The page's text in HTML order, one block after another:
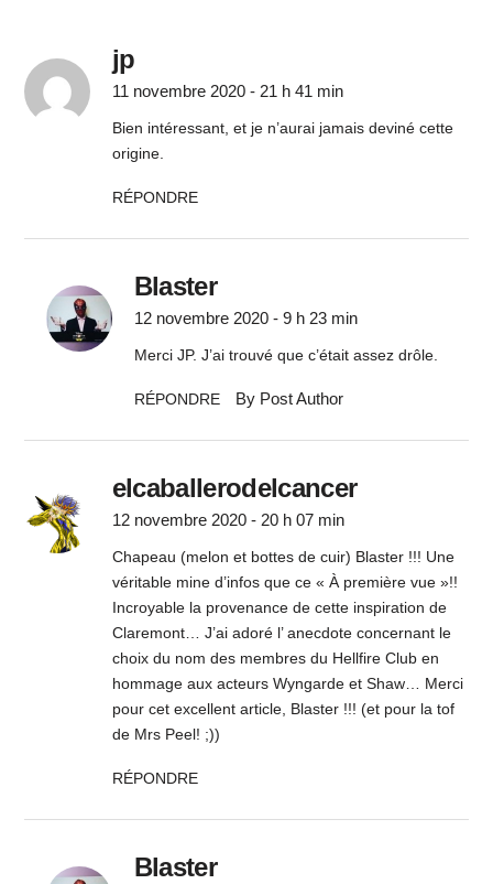
jp
11 novembre 2020 - 21 h 41 min
Bien intéressant, et je n’aurai jamais deviné cette
origine.
RÉPONDRE
Blaster
12 novembre 2020 - 9 h 23 min
Merci JP. J’ai trouvé que c’était assez drôle.
RÉPONDRE By Post Author
elcaballerodelcancer
12 novembre 2020 - 20 h 07 min
Chapeau (melon et bottes de cuir) Blaster !!! Une
véritable mine d’infos que ce « À première vue »!!
Incroyable la provenance de cette inspiration de
Claremont… J’ai adoré l’ anecdote concernant le
choix du nom des membres du Hellfire Club en
hommage aux acteurs Wyngarde et Shaw… Merci
pour cet excellent article, Blaster !!! (et pour la tof
de Mrs Peel! ;))
RÉPONDRE
Blaster